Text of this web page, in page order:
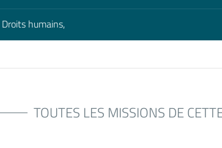
humains,
TOUTES LES MISSIONS DE